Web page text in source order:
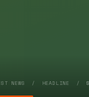
NEWS / HEADLINE /